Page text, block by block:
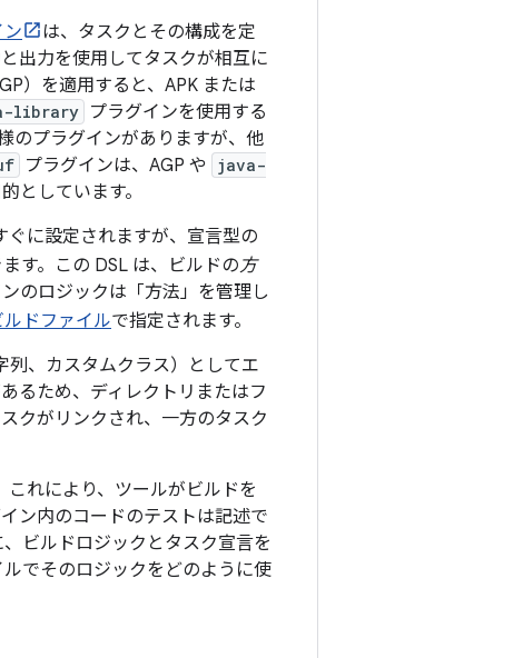
ン
は、タスクとその構成を定
出力を使用してタスクが相互に
）を適用すると、APK または
library プラグインを使用する
のプラグインがありますが、他
プラグインは、AGP や java-
としています。
に設定されますが、宣言型の
す。この DSL は、ビルドの方
のロジックは「方法」を管理し
ルドファイルで指定されます。
列、カスタムクラス）としてエ
るため、ディレクトリまたはフ
クがリンクされ、一方のタスク
れにより、ツールがビルドを
ン内のコードのテストは記述で
ビルドロジックとタスク宣言を
でそのロジックをどのように使